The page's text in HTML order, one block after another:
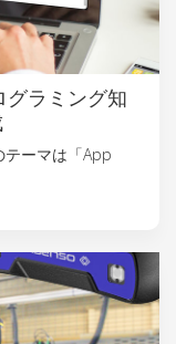
グラミング知
テーマは「App